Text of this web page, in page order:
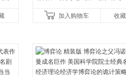
新增在
加入购物车 收藏